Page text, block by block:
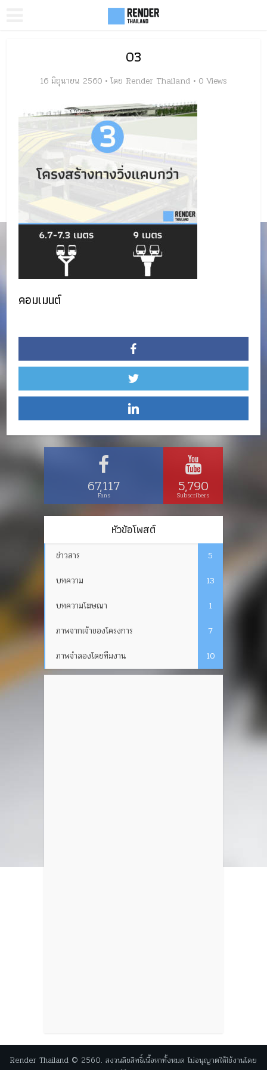
03
16 มิถุนายน 2560 โดย Render Thailand 0 Views
คอมเมนต์
67,117
Fans 5,790
Subscribers
หัวข้อโพสต์
ข่าวสาร
5
บทความ
13
บทความโฆษณา
1
ภาพจากเจ้าของโครงการ
7
ภาพจำลองโดยทีมงาน
10
Render Thailand © 2560. สงวนลิขสิทธิ์เนื้อหาทั้งหมด ไม่อนุญาตให้ใช้งานโดย